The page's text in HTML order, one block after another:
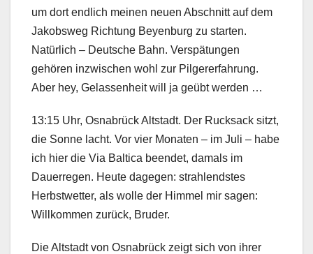
um dort endlich meinen neuen Abschnitt auf dem
Jakobsweg Richtung Beyenburg zu starten.
Natürlich – Deutsche Bahn. Verspätungen
gehören inzwischen wohl zur Pilgererfahrung.
Aber hey, Gelassenheit will ja geübt werden …
13:15 Uhr, Osnabrück Altstadt. Der Rucksack sitzt,
die Sonne lacht. Vor vier Monaten – im Juli – habe
ich hier die Via Baltica beendet, damals im
Dauerregen. Heute dagegen: strahlendstes
Herbstwetter, als wolle der Himmel mir sagen:
Willkommen zurück, Bruder.
Die Altstadt von Osnabrück zeigt sich von ihrer